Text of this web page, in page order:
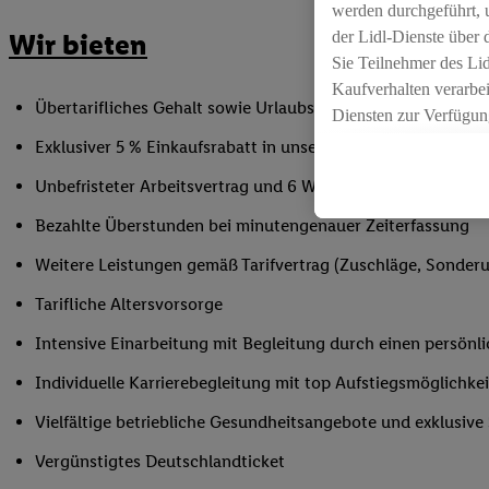
Wir bieten
Übertarifliches Gehalt sowie Urlaubs- und Weihnachtsgeld
Exklusiver 5 % Einkaufsrabatt in unseren Filialen
Unbefristeter Arbeitsvertrag und 6 Wochen Urlaub/Jahr
Bezahlte Überstunden bei minutengenauer Zeiterfassung
Weitere Leistungen gemäß Tarifvertrag (Zuschläge,
Tarifliche Altersvorsorge
Intensive Einarbeitung mit Begleitung durch einen
Individuelle Karrierebegleitung mit top
Vielfältige betriebliche Gesundheitsangebote und
Vergünstigtes Deutschlandticket
werden durchgeführt,
der Lidl-Dienste über
Sie Teilnehmer des
Kaufverhalten
Diensten zur
Die Erstellung
angereicherten
Ihr Kaufverhalten in
Speichern von und/
zur technischen
Sofern Sie hier Ihre
in gemeinsamer